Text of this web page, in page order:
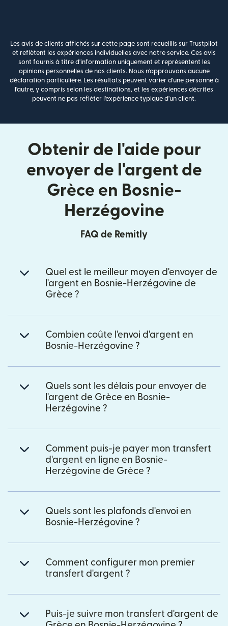
Les avis de clients affichés sur cette page sont recueillis sur Trustpilot
et reflètent les expériences individuelles avec notre service. Ces avis
sont fournis à titre d'information uniquement et représentent les
opinions personnelles de nos clients. Nous n'approuvons aucune
déclaration particulière. Les résultats peuvent varier d'une personne à
l'autre, y compris selon les destinations, et les expériences décrites
peuvent ne pas refléter l'expérience typique d'un client.
Obtenir de l'aide pour
envoyer de l'argent de
Grèce en Bosnie-
Herzégovine
FAQ de Remitly
Quel est le meilleur moyen d'envoyer de
l'argent en Bosnie-Herzégovine de
Grèce ?
Combien coûte l'envoi d'argent en
Bosnie-Herzégovine ?
Quels sont les délais pour envoyer de
l'argent de Grèce en Bosnie-
Herzégovine ?
Comment puis-je payer mon transfert
d'argent en ligne en Bosnie-
Herzégovine de Grèce ?
Quels sont les plafonds d'envoi en
Bosnie-Herzégovine ?
Comment configurer mon premier
transfert d'argent ?
Puis-je suivre mon transfert d'argent de